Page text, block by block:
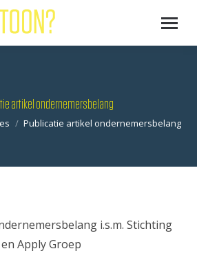
artikel ondernemersbelang
Publicatie artikel ondernemersbelang
i.s.m. Stichting
Apply Groep